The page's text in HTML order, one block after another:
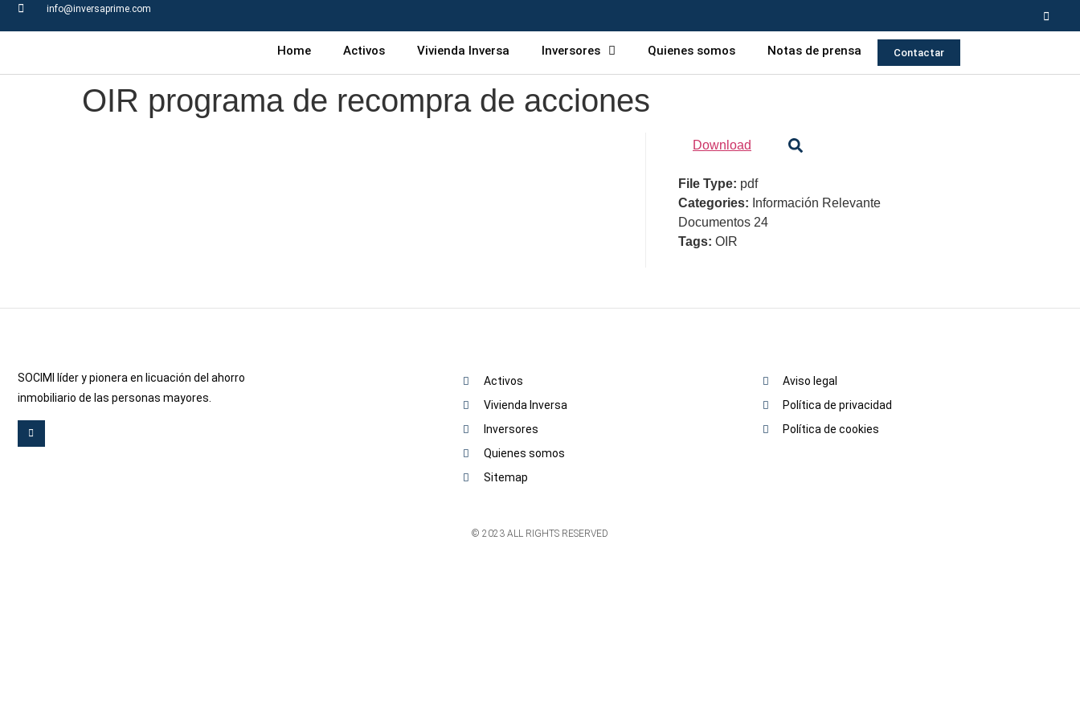
info@inversaprime.com
Home Activos Vivienda Inversa Inversores Quienes somos Notas de prensa Contactar
OIR programa de recompra de acciones
Download
File Type: pdf
Categories: Información Relevante
Documentos 24
Tags: OIR
SOCIMI líder y pionera en licuación del ahorro
inmobiliario de las personas mayores.
Activos
Vivienda Inversa
Inversores
Quienes somos
Sitemap
Aviso legal
Política de privacidad
Política de cookies
© 2023 ALL RIGHTS RESERVED​